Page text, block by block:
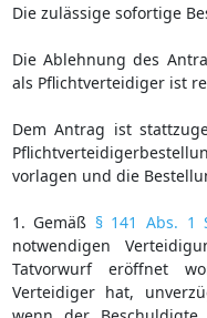
Die zulässige sofortige
Die Ablehnung des
als Pflichtverteidiger ist
Dem Antrag ist
vorlagen und die
1. Gemäß § 141 Abs. 1
notwendigen
Tatvorwurf eröffnet
Verteidiger hat,